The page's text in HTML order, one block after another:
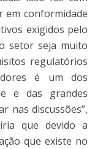
em conformidade
exigidos pelo
setor seja muito
regulatórios
é um dos
e das grandes
nas discussões”,
que devido a
que existe no